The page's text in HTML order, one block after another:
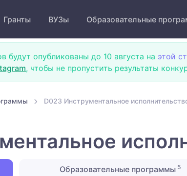
Гранты ВУЗы Образовательные
будут опубликованы до 10 августа на этой
, чтобы не пропустить результаты
D023 Инструментальное
Образовательные программы 5